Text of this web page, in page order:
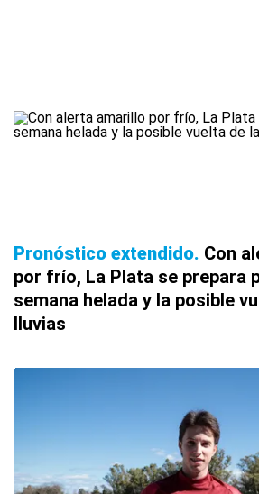
Pronóstico extendido Con
por frío, La Plata se prepara
semana helada y la posible
lluvias